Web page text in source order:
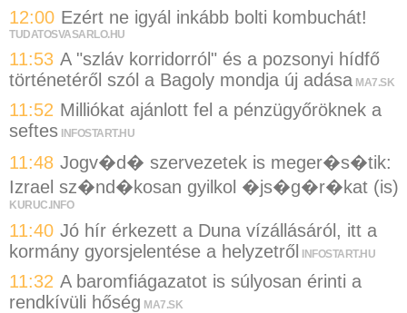
12:00 Ezért ne igyál inkább bolti kombuchát!
TUDATOSVASARLO.HU
11:53 A "szláv korridorról" és a pozsonyi hídfő
történetéről szól a Bagoly mondja új adása MA7.SK
11:52 Milliókat ajánlott fel a pénzügyőröknek a
seftes INFOSTART.HU
11:48 Jogv�d� szervezetek is meger�s�tik:
Izrael sz�nd�kosan gyilkol �js�g�r�kat (is)
KURUC.INFO
11:40 Jó hír érkezett a Duna vízállásáról, itt a
kormány gyorsjelentése a helyzetről
INFOSTART.HU
11:32 A baromfiágazatot is súlyosan érinti a
rendkívüli hőség MA7.SK